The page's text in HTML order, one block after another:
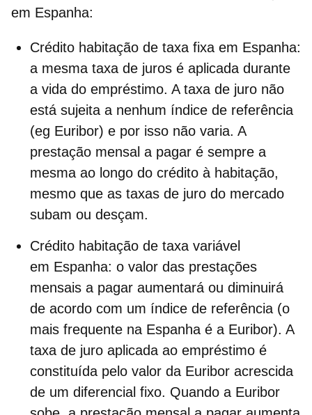
em Espanha:
Crédito habitação de taxa fixa em Espanha:
a mesma taxa de juros é aplicada durante
a vida do empréstimo. A taxa de juro não
está sujeita a nenhum índice de referência
(eg Euribor) e por isso não varia. A
prestação mensal a pagar é sempre a
mesma ao longo do crédito à habitação,
mesmo que as taxas de juro do mercado
subam ou desçam.
Crédito habitação de taxa variável
em Espanha: o valor das prestações
mensais a pagar aumentará ou diminuirá
de acordo com um índice de referência (o
mais frequente na Espanha é a Euribor). A
taxa de juro aplicada ao empréstimo é
constituída pelo valor da Euribor acrescida
de um diferencial fixo. Quando a Euribor